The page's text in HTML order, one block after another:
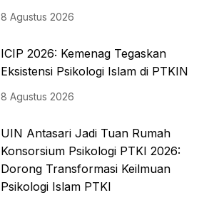
8 Agustus 2026
ICIP 2026: Kemenag Tegaskan
Eksistensi Psikologi Islam di PTKIN
8 Agustus 2026
UIN Antasari Jadi Tuan Rumah
Konsorsium Psikologi PTKI 2026:
Dorong Transformasi Keilmuan
Psikologi Islam PTKI